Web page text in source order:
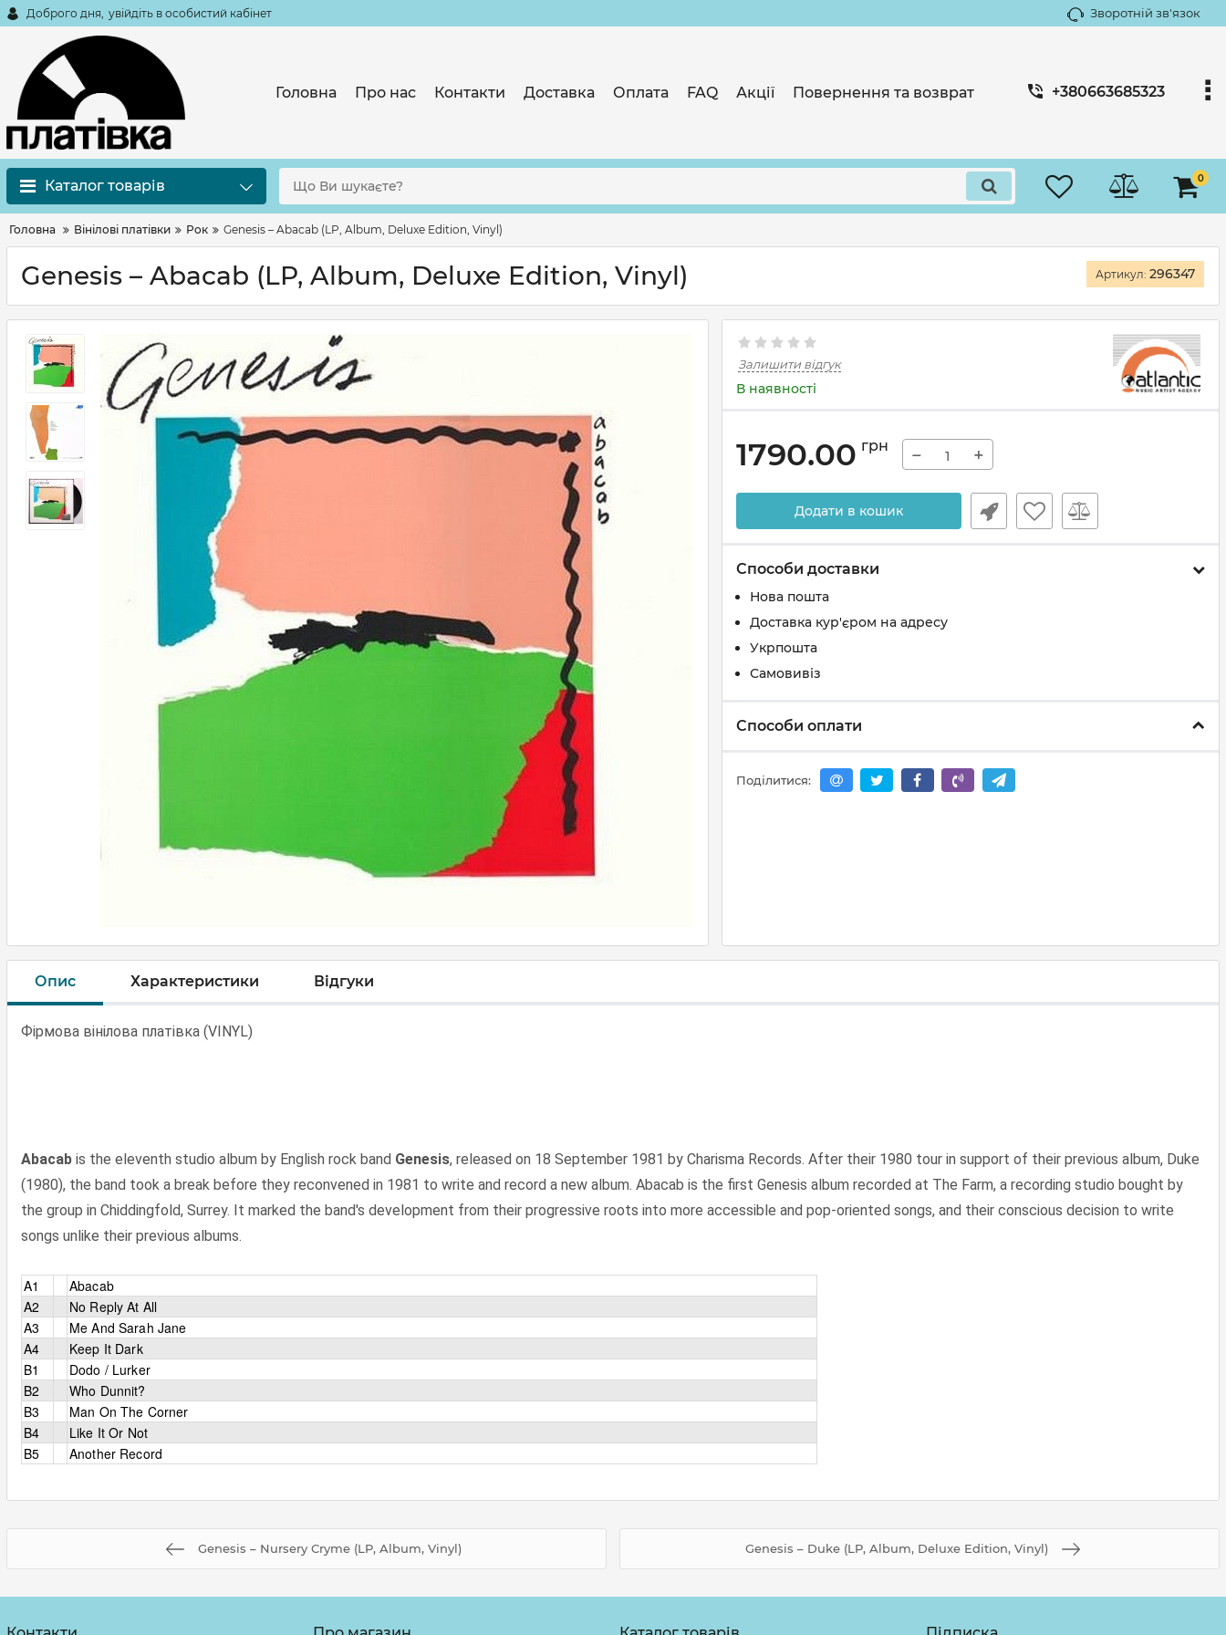
Доброго дня, увійдіть в особистий кабінет Зворотній зв'язок
Головна Про нас Контакти Доставка Оплата FAQ Акції Повернення та возврат +380663685323
Каталог товарів 0
Головна Вінілові платівки Рок Genesis – Abacab (LP, Album, Deluxe Edition, Vinyl)
Genesis – Abacab (LP, Album, Deluxe Edition, Vinyl) Артикул: 296347
Залишити відгук
В наявності
1790.00 грн − +
Додати в кошик
Способи доставки
Нова пошта
Доставка кур'єром на адресу
Укрпошта
Самовивіз
Способи оплати
Поділитися:
Опис Характеристики Відгуки
Фірмова вінілова платівка (VINYL)
Abacab is the eleventh studio album by English rock band Genesis, released on 18 September 1981 by Charisma Records. After their 1980 tour in support of their previous album, Duke
(1980), the band took a break before they reconvened in 1981 to write and record a new album. Abacab is the first Genesis album recorded at The Farm, a recording studio bought by
the group in Chiddingfold, Surrey. It marked the band's development from their progressive roots into more accessible and pop-oriented songs, and their conscious decision to write
songs unlike their previous albums.
A1
Abacab
A2
No Reply At All
A3
Me And Sarah Jane
A4
Keep It Dark
B1
Dodo / Lurker
B2
Who Dunnit?
B3
Man On The Corner
B4
Like It Or Not
B5
Another Record
Genesis – Nursery Cryme (LP, Album, Vinyl) Genesis – Duke (LP, Album, Deluxe Edition, Vinyl)